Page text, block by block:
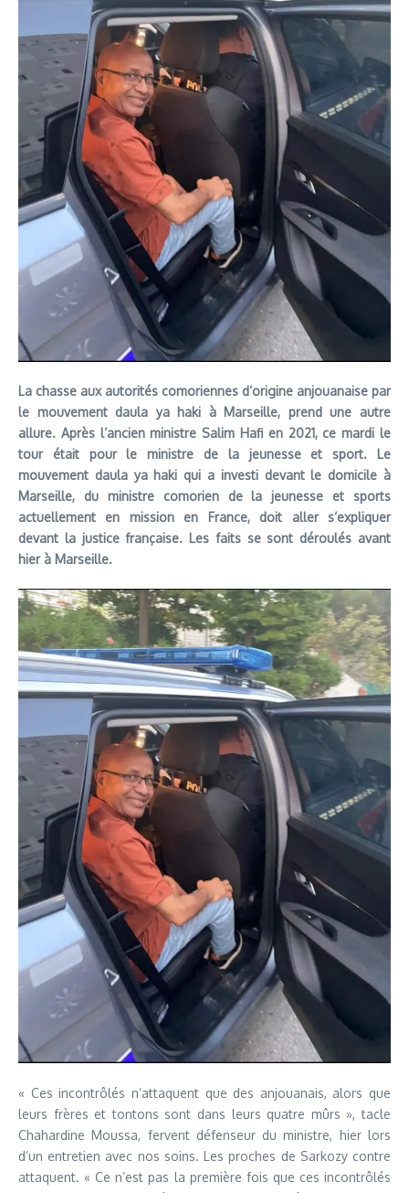
La chasse aux autorités comoriennes d’origine anjouanaise par
le mouvement daula ya haki à Marseille, prend une autre
allure. Après l’ancien ministre Salim Hafi en 2021, ce mardi le
tour était pour le ministre de la jeunesse et sport. Le
mouvement daula ya haki qui a investi devant le domicile à
Marseille, du ministre comorien de la jeunesse et sports
actuellement en mission en France, doit aller s’expliquer
devant la justice française. Les faits se sont déroulés avant
hier à Marseille.
« Ces incontrôlés n’attaquent que des anjouanais, alors que
leurs frères et tontons sont dans leurs quatre mûrs », tacle
Chahardine Moussa, fervent défenseur du ministre, hier lors
d’un entretien avec nos soins. Les proches de Sarkozy contre
attaquent. « Ce n’est pas la première fois que ces incontrôlés